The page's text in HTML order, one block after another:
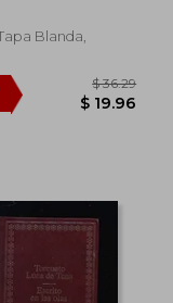
$
Blanda,